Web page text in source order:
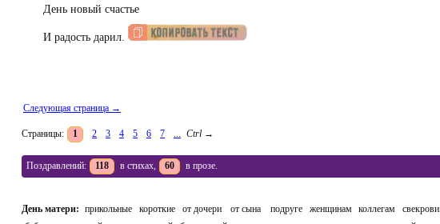
День новый счастье
И радость дарил.
Следующая страница →
Страницы: 1 2 3 4 5 6 7 ... Ctrl →
Поздравлений: 118 в стихах, 60 в прозе.
День матери: прикольные короткие от дочери от сына подруге женщинам коллегам свекрови